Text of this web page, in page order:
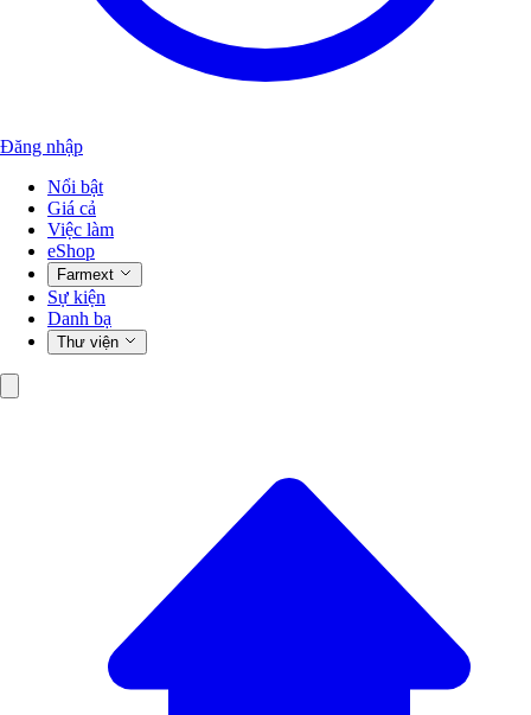
Đăng nhập
Nổi bật
Giá cả
Việc làm
eShop
Farmext
Sự kiện
Danh bạ
Thư viện